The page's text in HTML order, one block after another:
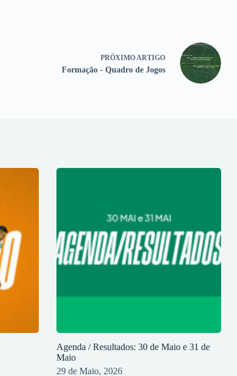
PRÓXIMO ARTIGO
Formação - Quadro de Jogos
Agenda / Resultados: 30 de Maio e 31 de
Maio
29 de Maio, 2026